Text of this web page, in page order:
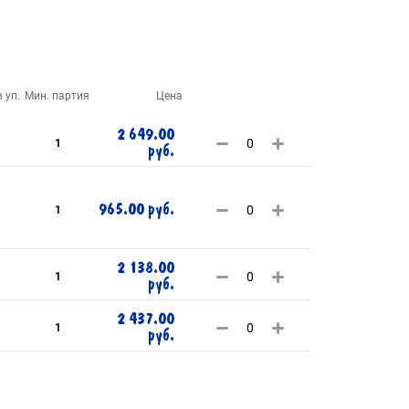
уп. Мин. партия Цена
1 2 649.00
руб.
1 965.00 руб.
1 2 138.00
руб.
1 2 437.00
руб.